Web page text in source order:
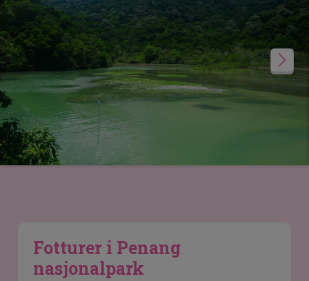
Fotturer i Penang
nasjonalpark